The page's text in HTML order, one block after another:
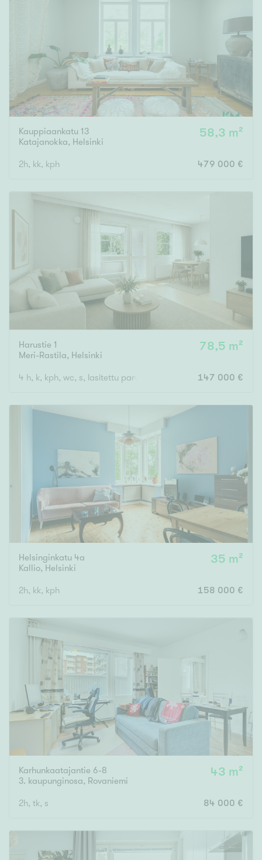
Kauppiaankatu 13
Katajanokka, Helsinki
58,3 m²
2h, kk, kph 479 000 €
Harustie 1
Meri-Rastila, Helsinki
78,5 m²
4 h, k, kph, wc, s, lasitettu parveke 147 000 €
Helsinginkatu 4a
Kallio, Helsinki
35 m²
2h, kk, kph 158 000 €
Karhunkaatajantie 6-8
3. kaupunginosa, Rovaniemi
43 m²
2h, tk, s 84 000 €